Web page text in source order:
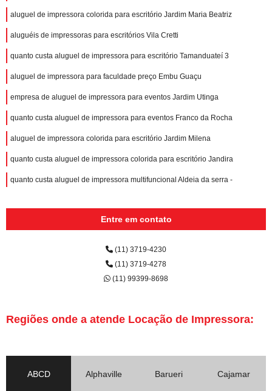
aluguel de impressora colorida para escritório Jardim Maria Beatriz
aluguéis de impressoras para escritórios Vila Cretti
quanto custa aluguel de impressora para escritório Tamanduateí 3
aluguel de impressora para faculdade preço Embu Guaçu
empresa de aluguel de impressora para eventos Jardim Utinga
quanto custa aluguel de impressora para eventos Franco da Rocha
aluguel de impressora colorida para escritório Jardim Milena
quanto custa aluguel de impressora colorida para escritório Jandira
quanto custa aluguel de impressora multifuncional Aldeia da serra -
Entre em contato
(11) 3719-4230
(11) 3719-4278
(11) 99399-8698
Regiões onde a atende Locação de Impressora:
ABCD Alphaville Barueri Cajamar